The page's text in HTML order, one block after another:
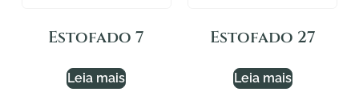
Estofado 7
Leia mais
Estofado 27
Leia mais